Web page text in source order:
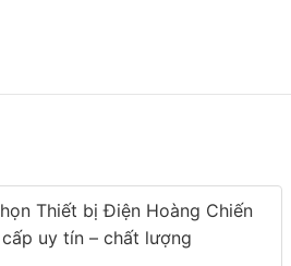
Thiết bị Điện Hoàng Chiến
uy tín – chất lượng